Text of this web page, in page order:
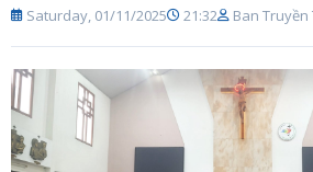
Saturday, 01/11/2025 21:32 Ban Truyền